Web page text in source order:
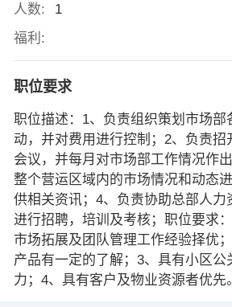
人数:
1
福利:
职位要求
职位描述：1、负责组织策划市场部
动，并对费用进行控制；2、负责招
会议，并每月对市场部工作情况作
整个营运区域内的市场情况和动态
供相关资讯；4、负责协助总部人力
进行招聘，培训及考核；职位要求
市场拓展及团队管理工作经验择优
产品有一定的了解；3、具有小区公
力；4、具有客户及物业资源者优先。